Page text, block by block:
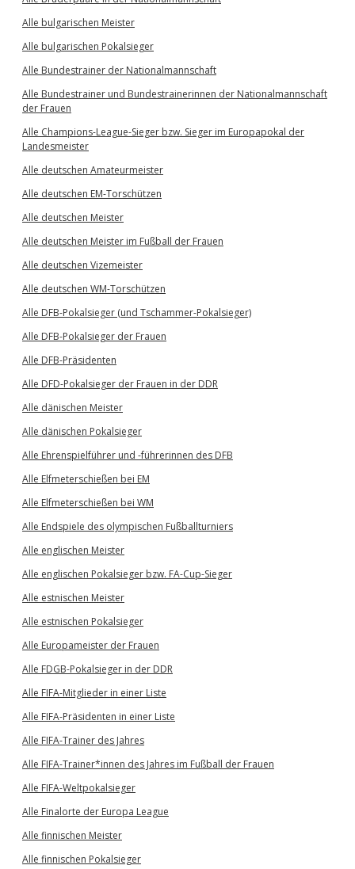
Alle bulgarischen Meister
Alle bulgarischen Pokalsieger
Alle Bundestrainer der Nationalmannschaft
Alle Bundestrainer und Bundestrainerinnen der Nationalmannschaft
der Frauen
Alle Champions-League-Sieger bzw. Sieger im Europapokal der
Landesmeister
Alle deutschen Amateurmeister
Alle deutschen EM-Torschützen
Alle deutschen Meister
Alle deutschen Meister im Fußball der Frauen
Alle deutschen Vizemeister
Alle deutschen WM-Torschützen
Alle DFB-Pokalsieger (und Tschammer-Pokalsieger)
Alle DFB-Pokalsieger der Frauen
Alle DFB-Präsidenten
Alle DFD-Pokalsieger der Frauen in der DDR
Alle dänischen Meister
Alle dänischen Pokalsieger
Alle Ehrenspielführer und -führerinnen des DFB
Alle Elfmeterschießen bei EM
Alle Elfmeterschießen bei WM
Alle Endspiele des olympischen Fußballturniers
Alle englischen Meister
Alle englischen Pokalsieger bzw. FA-Cup-Sieger
Alle estnischen Meister
Alle estnischen Pokalsieger
Alle Europameister der Frauen
Alle FDGB-Pokalsieger in der DDR
Alle FIFA-Mitglieder in einer Liste
Alle FIFA-Präsidenten in einer Liste
Alle FIFA-Trainer des Jahres
Alle FIFA-Trainer*innen des Jahres im Fußball der Frauen
Alle FIFA-Weltpokalsieger
Alle Finalorte der Europa League
Alle finnischen Meister
Alle finnischen Pokalsieger